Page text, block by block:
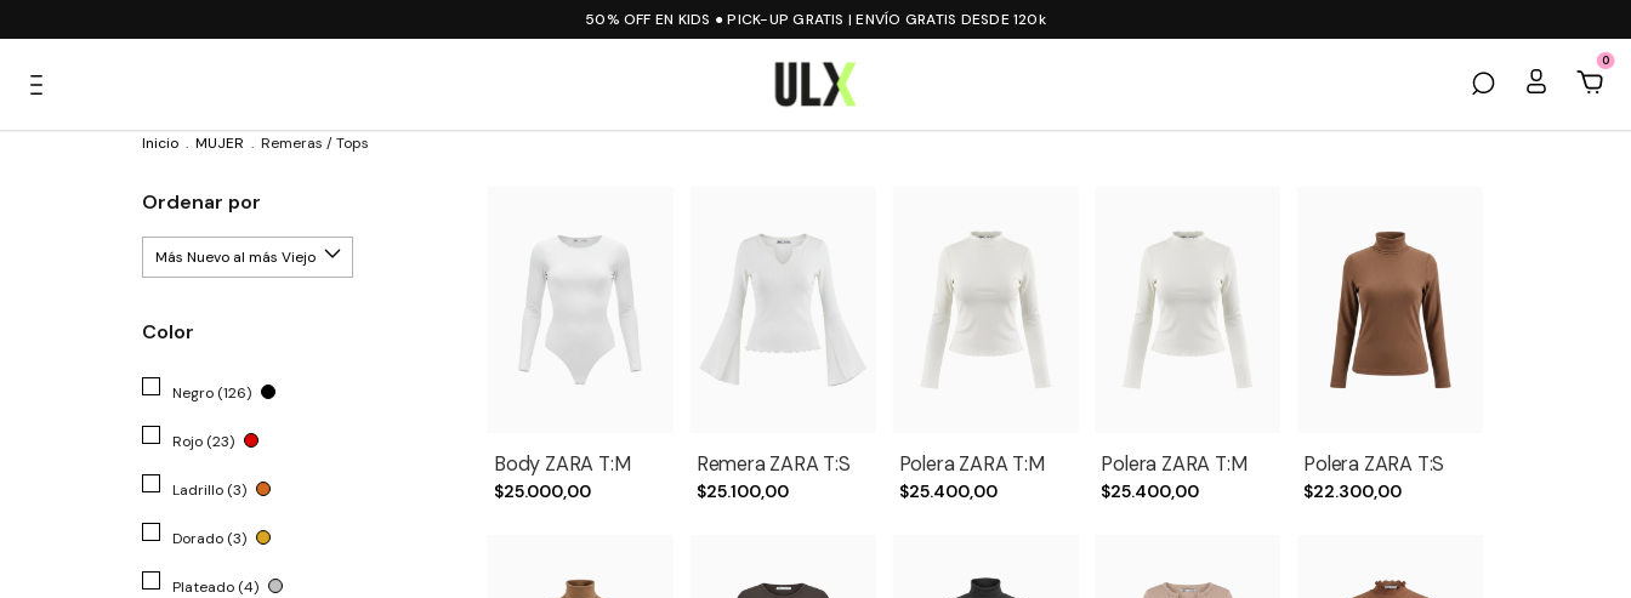
50% OFF EN KIDS ● PICK-UP GRATIS | ENVÍO GRATIS DESDE 120k
0
Inicio . MUJER . Remeras / Tops
Ordenar por
Color
Negro (126)
Rojo (23)
Ladrillo (3)
Dorado (3)
Plateado (4)
Body ZARA T:M
$25.000,00
Remera ZARA T:S
$25.100,00
Polera ZARA T:M
$25.400,00
Polera ZARA T:M
$25.400,00
Polera ZARA T:S
$22.300,00